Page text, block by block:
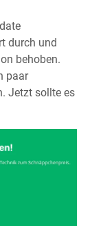
durch und
behoben.
paar
Jetzt sollte es